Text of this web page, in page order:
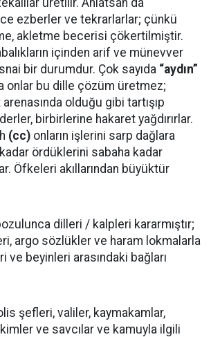
ezberler ve tekrarlarlar; çünkü
akletme becerisi çökertilmiştir.
içinden arif ve münevver
bir durumdur. Çok sayıda “aydın”
onlar bu dille çözüm üretmez;
olduğu gibi tartışıp
birbirlerine hakaret yağdırırlar.
(cc) onların işlerini sarp dağlara
kadar ördüklerini sabaha kadar
Öfkeleri akıllarından büyüktür
dilleri / kalpleri kararmıştır;
argo sözlükler ve haram lokmalarla
ve beyinleri arasındaki bağları
şefleri, valiler, kaymakamlar,
ve savcılar ve kamuyla ilgili